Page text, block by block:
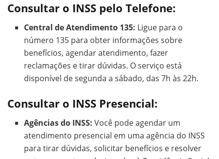
Consultar o INSS pelo Telefone:
Central de Atendimento 135: Ligue para o
número 135 para obter informações sobre
benefícios, agendar atendimento, fazer
reclamações e tirar dúvidas. O serviço está
disponível de segunda a sábado, das 7h às 22h.
Consultar o INSS Presencial:
Agências do INSS: Você pode agendar um
atendimento presencial em uma agência do INSS
para tirar dúvidas, solicitar benefícios e resolver